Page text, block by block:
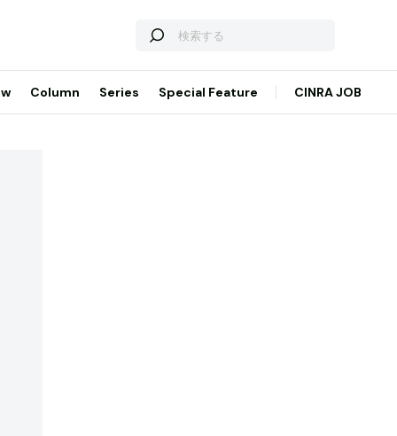
Column Series Special Feature CINRA JOB